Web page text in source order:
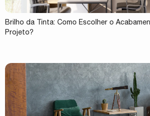
Brilho da Tinta: Como Escolher o
Projeto?